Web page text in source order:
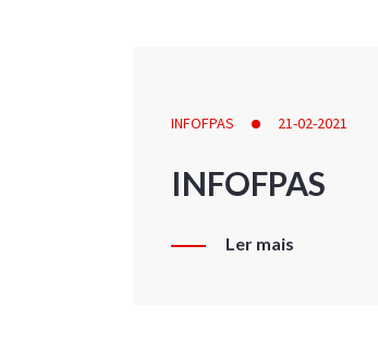
INFOFPAS 21-02-2021
INFOFPAS
Ler mais